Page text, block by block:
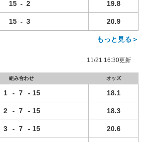
15 - 2 19.8
15 - 3 20.9
もっと見る＞
11/21 16:30更新
組み合わせ オッズ
1 - 7 - 15 18.1
2 - 7 - 15 18.3
3 - 7 - 15 20.6